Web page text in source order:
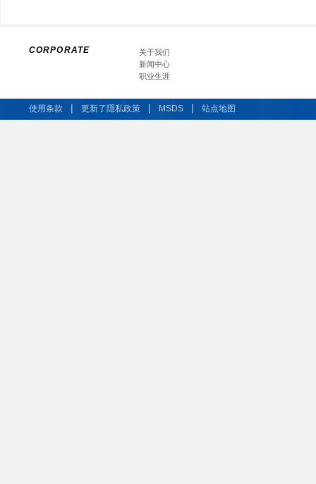
CORPORATE
关于我们
新闻中心
职业生涯
使用条款 | 更新了隱私政策 | MSDS | 站点地图